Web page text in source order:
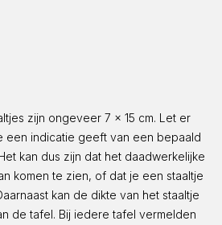
zijn ongeveer 7 x 15 cm. Let er
een indicatie geeft van een bepaald
kan dus zijn dat het daadwerkelijke
komen te zien, of dat je een staaltje
kan de dikte van het staaltje
de tafel. Bij iedere tafel vermelden